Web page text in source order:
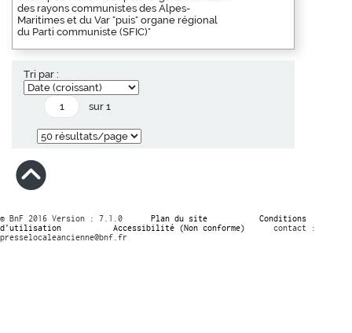
des rayons communistes des Alpes-
Maritimes et du Var "puis" organe régional
du Parti communiste (SFIC)"
Tri par :
sur 1
© BnF 2016 Version : 7.1.0 Plan du site
Conditions
d’utilisation
Accessibilité (Non conforme)
contact :
presselocaleancienne@bnf.fr